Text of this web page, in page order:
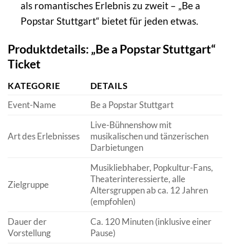
als romantisches Erlebnis zu zweit – „Be a
Popstar Stuttgart“ bietet für jeden etwas.
Produktdetails: „Be a Popstar Stuttgart“
Ticket
KATEGORIE
DETAILS
Event-Name
Be a Popstar Stuttgart
Art des Erlebnisses
Live-Bühnenshow mit
musikalischen und tänzerischen
Darbietungen
Zielgruppe
Musikliebhaber, Popkultur-Fans,
Theaterinteressierte, alle
Altersgruppen ab ca. 12 Jahren
(empfohlen)
Dauer der
Vorstellung
Ca. 120 Minuten (inklusive einer
Pause)